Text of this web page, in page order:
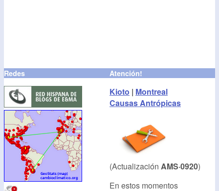
Redes Atención!
Kioto | Montreal
Causas Antrópicas
(Actualización AMS·0920)
En estos momentos